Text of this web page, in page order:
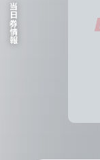
当日券情報